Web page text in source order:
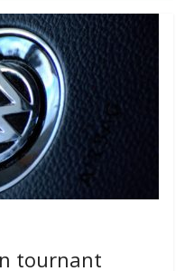
tournant